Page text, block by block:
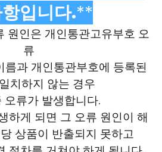
입니다.**
원인은 개인통관고유부호 오
류
름과 개인통관부호에 등록된
치하지 않는 경우
오류가 발생합니다.
하게 되면 그 오류 원인이 해
상품이 반출되지 못하고